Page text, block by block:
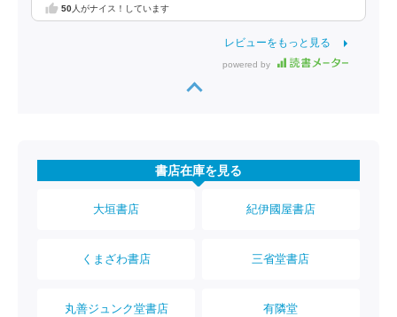
50人がナイス！しています
レビューをもっと見る
powered by
書店在庫を見る
大垣書店 紀伊國屋書店
くまざわ書店 三省堂書店
丸善ジュンク堂書店 有隣堂